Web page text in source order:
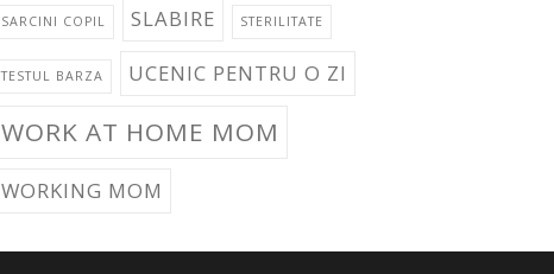
SARCINI COPIL SLABIRE STERILITATE
TESTUL BARZA UCENIC PENTRU O ZI
WORK AT HOME MOM
WORKING MOM